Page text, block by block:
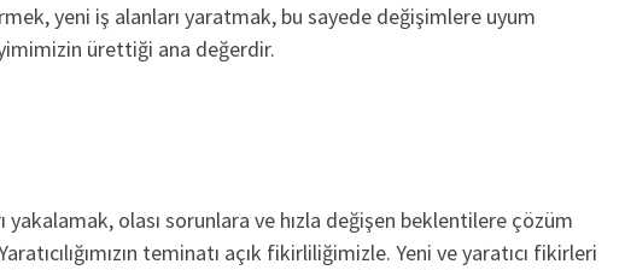
yeni iş alanları yaratmak, bu sayede değişimlere uyum
ürettiği ana değerdir.
olası sorunlara ve hızla değişen beklentilere çözüm
teminatı açık fikirliliğimizle. Yeni ve yaratıcı fikirleri